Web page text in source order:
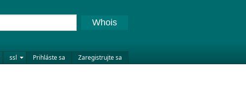
ssl Prihláste sa Zaregistrujte sa
Whois